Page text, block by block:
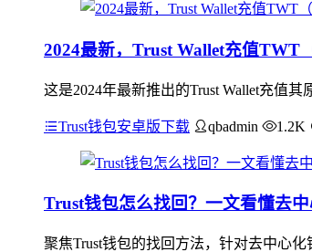
2024最新，Trust Wallet充值TWT
这是2024年最新推出的Trust Wallet充值
Trust钱包安卓版下载 qbadmin 1.2K
Trust钱包怎么找回？一文看懂去
聚焦Trust钱包的找回方法，针对去中心